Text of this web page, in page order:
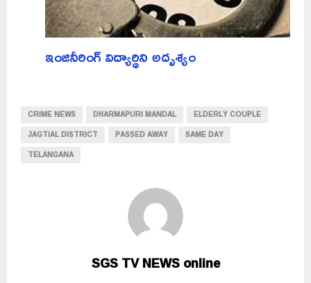
ఇంజినీరింగ్‌ విద్యార్థిని అదృశ్యం
CRIME NEWS DHARMAPURI MANDAL
ELDERLY COUPLE
JAGTIAL DISTRICT
PASSED AWAY
SAME DAY
TELANGANA
SGS TV NEWS online